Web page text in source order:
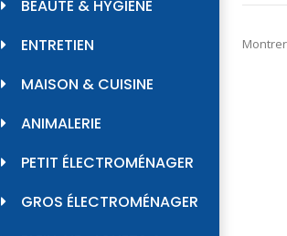
BEAUTÉ & HYGIÈNE
ENTRETIEN
MAISON & CUISINE
ANIMALERIE
PETIT ÉLECTROMÉNAGER
GROS ÉLECTROMÉNAGER